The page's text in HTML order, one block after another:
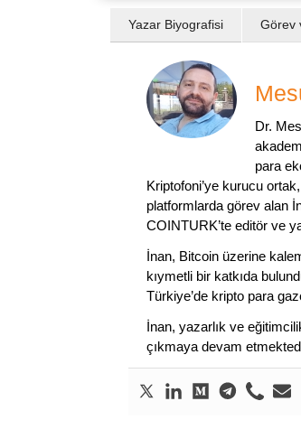
Yazar Biyografisi Görev
Dr.
para
Kriptofoni’ye kurucu
platformlarda görev alan
COINTURK’te editör ve
İnan, Bitcoin üzerine
kıymetli bir katkıda
Türkiye’de kripto para
İnan, yazarlık ve
çıkmaya devam